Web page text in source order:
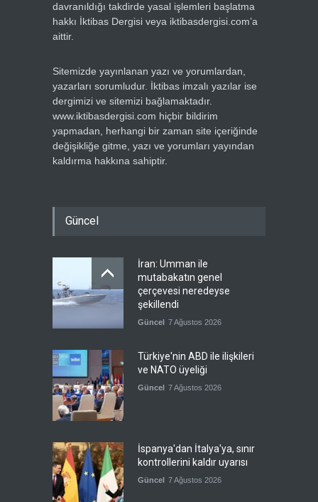
davranıldığı takdirde yasal işlemleri başlatma
hakkı İktibas Dergisi veya iktibasdergisi.com’a
aittir.
Sitemizde yayınlanan yazı ve yorumlardan,
yazarları sorumludur. İktibas imzalı yazılar ise
dergimizi ve sitemizi bağlamaktadır.
www.iktibasdergisi.com hiçbir bildirim
yapmadan, herhangi bir zaman site içeriğinde
değişikliğe gitme, yazı ve yorumları yayından
kaldırma hakkına sahiptir.
Güncel
İran: Umman ile
mutabakatın genel
çerçevesi neredeyse
şekillendi
Güncel 7 Ağustos 2026
Türkiye'nin ABD ile ilişkileri
ve NATO üyeliği
Güncel 7 Ağustos 2026
İspanya'dan İtalya'ya, sınır
kontrollerini kaldır uyarısı
Güncel 7 Ağustos 2026